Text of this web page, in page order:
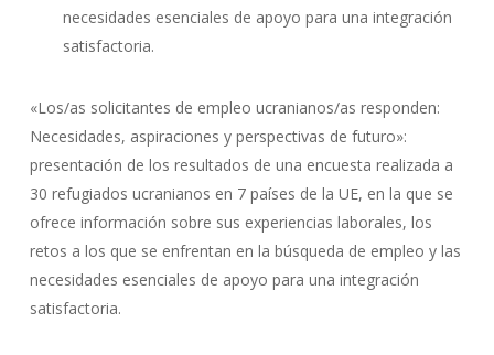
necesidades esenciales de apoyo para una integración
satisfactoria.
«Los/as solicitantes de empleo ucranianos/as responden:
Necesidades, aspiraciones y perspectivas de futuro»:
presentación de los resultados de una encuesta realizada a
30 refugiados ucranianos en 7 países de la UE, en la que se
ofrece información sobre sus experiencias laborales, los
retos a los que se enfrentan en la búsqueda de empleo y las
necesidades esenciales de apoyo para una integración
satisfactoria.